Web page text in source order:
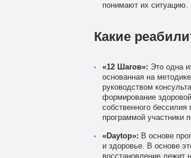
понимают их ситуацию.
Какие
«12 Шагов»: Это одна
основанная на
руководством
формирование
собственного
программой участники
«Daytop»: В основе
и здоровье. В основе
восстановление лежит